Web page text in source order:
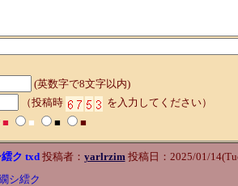
(英数字で8文字以内)
（投稿時
を入力してください）
■ ■ ■ ■
ク txd投稿者： yarlrzim投稿日：2025/01/
シ繧ク